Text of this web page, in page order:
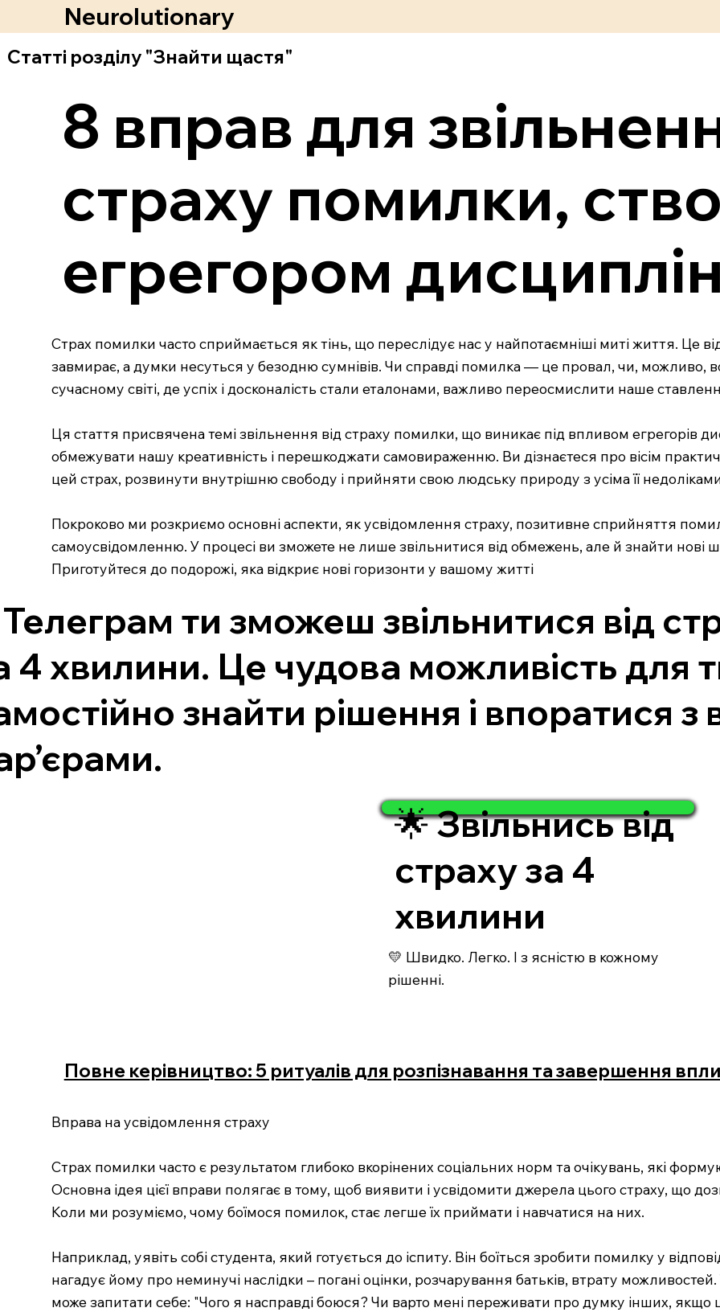
Neurolutionary
Статті розділу "Знайти щастя"
8 вправ для
страху помилки,
егрегором
Страх помилки часто сприймається як тінь, що переслідує нас у найпотаємніші миті життя. Це
завмирає, а думки несуться у безодню сумнівів. Чи справді помилка — це провал, чи,
сучасному світі, де успіх і досконалість стали еталонами, важливо переосмислити наше
Ця стаття присвячена темі звільнення від страху помилки, що виникає під впливом егрегорів
обмежувати нашу креативність і перешкоджати самовираженню. Ви дізнаєтеся про вісім
цей страх, розвинути внутрішню свободу і прийняти свою людську природу з усіма її
Покроково ми розкриємо основні аспекти, як усвідомлення страху, позитивне сприйняття
самоусвідомленню. У процесі ви зможете не лише звільнитися від обмежень, але й знайти нові
Приготуйтеся до подорожі, яка відкриє нові горизонти у вашому житті
ти зможеш звільнитися від
4 хвилини. Це чудова можливість для
знайти рішення і впоратися з
🌟 Звільнись від
страху за 4
хвилини
💛 Швидко. Легко. І з ясністю в кожному
рішенні.
Повне керівництво: 5 ритуалів для розпізнавання та завершення
Вправа на усвідомлення страху
Страх помилки часто є результатом глибоко вкорінених соціальних норм та очікувань, які
Основна ідея цієї вправи полягає в тому, щоб виявити і усвідомити джерела цього страху, що
Коли ми розуміємо, чому боїмося помилок, стає легше їх приймати і навчатися на них.
Наприклад, уявіть собі студента, який готується до іспиту. Він боїться зробити помилку у
нагадує йому про неминучі наслідки – погані оцінки, розчарування батьків, втрату
може запитати себе: "Чого я насправді боюся? Чи варто мені переживати про думку інших,